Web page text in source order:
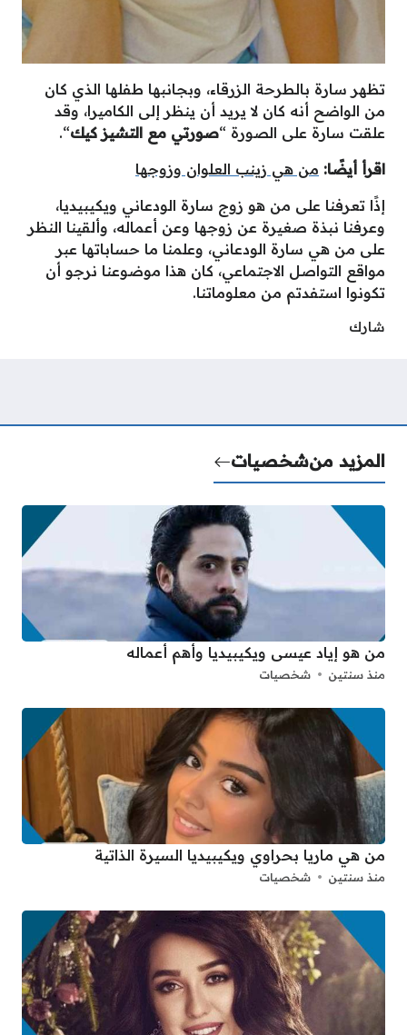
تظهر سارة بالطرحة الزرقاء، وبجانبها طفلها الذي كان
من الواضح أنه كان لا يريد أن ينظر إلى الكاميرا، وقد
علقت سارة على الصورة “صورتي مع التشيز كيك“.
اقرأ أيضًا: من هي زينب العلوان وزوجها
إذًا تعرفنا على من هو زوج سارة الودعاني ويكيبيديا،
وعرفنا نبذة صغيرة عن زوجها وعن أعماله، وألقينا النظر
على من هي سارة الودعاني، وعلمنا ما حساباتها عبر
مواقع التواصل الاجتماعي، كان هذا موضوعنا نرجو أن
تكونوا استفدتم من معلوماتنا.
شارك
المزيد منشخصيات
من هو إياد عيسى ويكيبيديا وأهم أعماله
منذ سنتين شخصيات
من هي ماريا بحراوي ويكيبيديا السيرة الذاتية
منذ سنتين شخصيات